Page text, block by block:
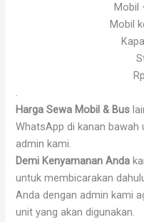
Mobil
Mobil
.
Harga Sewa Mobil & Bus
WhatsApp di kanan bawah
admin kami.
Demi Kenyamanan Anda
untuk membicarakan
Anda dengan admin kami
unit yang akan digunakan.